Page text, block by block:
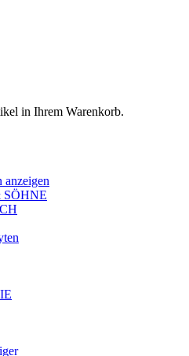
in Ihrem Warenkorb.
anzeigen